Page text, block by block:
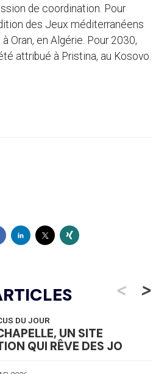
de coordination. Pour
des Jeux méditerranéens
Oran, en Algérie. Pour 2030,
attribué à Pristina, au Kosovo.
<
DU JOUR
UN SITE
QUI RÊVE DES JO
>